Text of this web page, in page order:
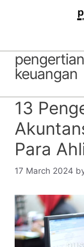
keuangan
13
Para
17 March 2024